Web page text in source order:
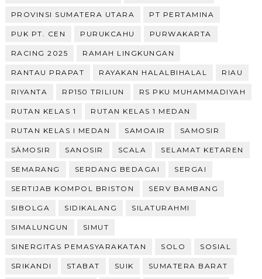
PROVINSI SUMATERA UTARA PT PERTAMINA
PUK PT. CEN PURUKCAHU PURWAKARTA
RACING 2025 RAMAH LINGKUNGAN
RANTAU PRAPAT RAYAKAN HALALBIHALAL RIAU
RIYANTA RP150 TRILIUN RS PKU MUHAMMADIYAH
RUTAN KELAS 1 RUTAN KELAS 1 MEDAN
RUTAN KELAS I MEDAN SAMOAIR SAMOSIR
SÀMOSIR SANOSIR SCALA SELAMAT KETAREN
SEMARANG SERDANG BEDAGAI SERGAI
SERTIJAB KOMPOL BRISTON SERV BAMBANG
SIBOLGA SIDIKALANG SILATURAHMI
SIMALUNGUN SIMUT
SINERGITAS PEMASYARAKATAN SOLO SOSIAL
SRIKANDI STABAT SUIK SUMATERA BARAT